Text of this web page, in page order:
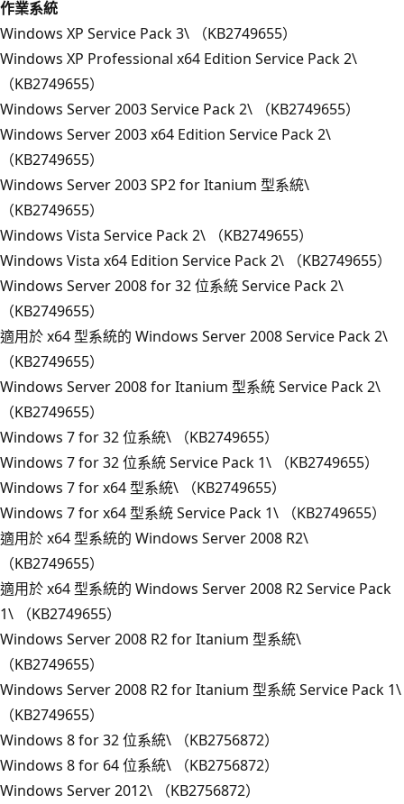
作業系統
Windows XP Service Pack 3\ （KB2749655）
Windows XP Professional x64 Edition Service Pack 2\
（KB2749655）
Windows Server 2003 Service Pack 2\ （KB2749655）
Windows Server 2003 x64 Edition Service Pack 2\
（KB2749655）
Windows Server 2003 SP2 for Itanium 型系統\
（KB2749655）
Windows Vista Service Pack 2\ （KB2749655）
Windows Vista x64 Edition Service Pack 2\ （KB2749655）
Windows Server 2008 for 32 位系統 Service Pack 2\
（KB2749655）
適用於 x64 型系統的 Windows Server 2008 Service Pack 2\
（KB2749655）
Windows Server 2008 for Itanium 型系統 Service Pack 2\
（KB2749655）
Windows 7 for 32 位系統\ （KB2749655）
Windows 7 for 32 位系統 Service Pack 1\ （KB2749655）
Windows 7 for x64 型系統\ （KB2749655）
Windows 7 for x64 型系統 Service Pack 1\ （KB2749655）
適用於 x64 型系統的 Windows Server 2008 R2\
（KB2749655）
適用於 x64 型系統的 Windows Server 2008 R2 Service Pack
1\ （KB2749655）
Windows Server 2008 R2 for Itanium 型系統\
（KB2749655）
Windows Server 2008 R2 for Itanium 型系統 Service Pack 1\
（KB2749655）
Windows 8 for 32 位系統\ （KB2756872）
Windows 8 for 64 位系統\ （KB2756872）
Windows Server 2012\ （KB2756872）